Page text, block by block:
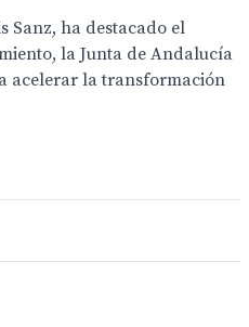
Sanz, ha destacado el
la Junta de Andalucía
acelerar la transformación